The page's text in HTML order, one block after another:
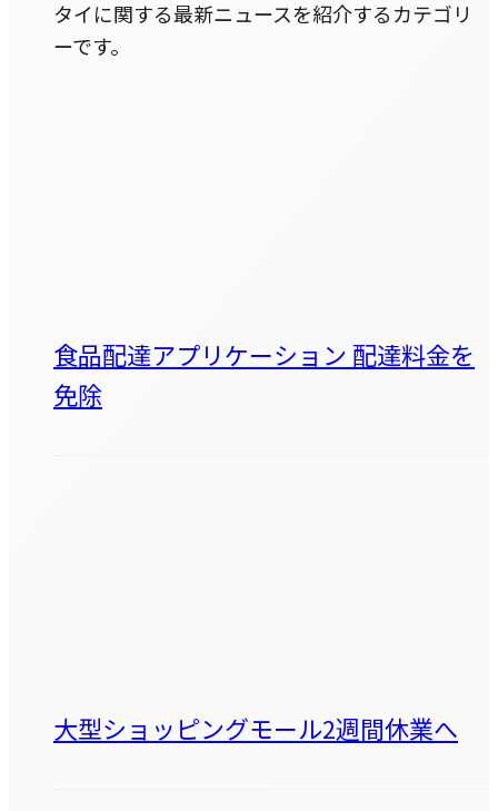
タイに関する最新ニュースを紹介するカテゴリ
ーです。
食品配達アプリケーション 配達料金を
免除
大型ショッピングモール2週間休業へ